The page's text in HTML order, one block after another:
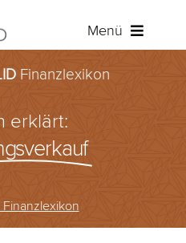
Menü
Finanzlexikon
erklärt: